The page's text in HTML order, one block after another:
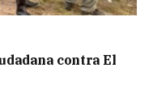
contra El